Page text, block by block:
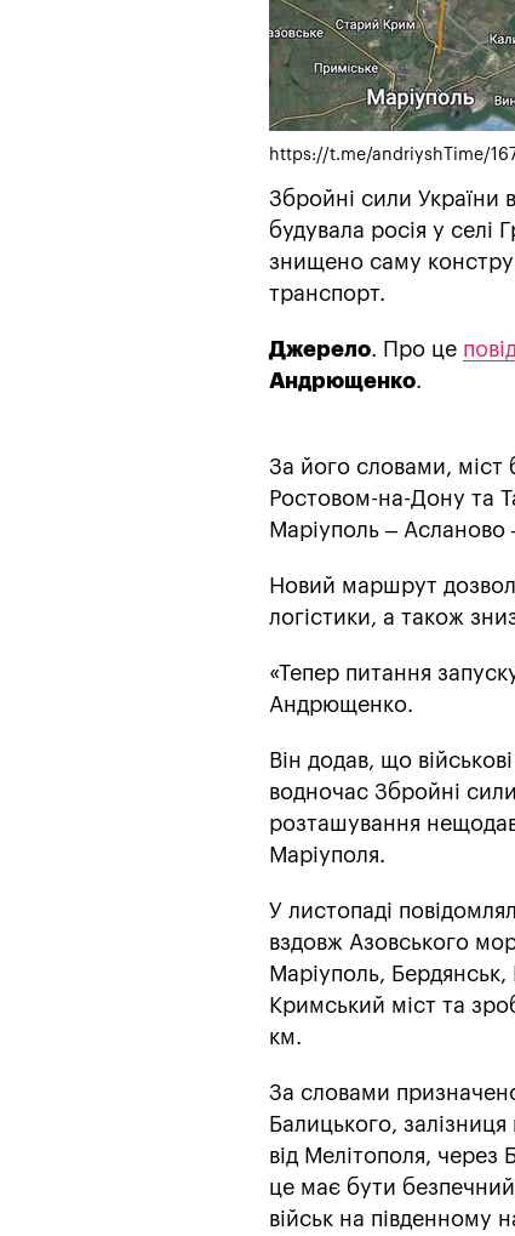
https://t.me/andriyshTime/
Збройні сили України
будувала росія у селі
знищено саму
транспорт.
Джерело. Про це
Андрющенко.
За його словами, міст
Ростовом-на-Дону та
Маріуполь – Асланово
Новий маршрут
логістики, а також
«Тепер питання
Андрющенко.
Він додав, що
водночас Збройні
розташування
Маріуполя.
У листопаді
вздовж Азовського
Маріуполь,
Кримський міст та
км.
За словами
Балицького,
від Мелітополя,
це має бути
військ на південному